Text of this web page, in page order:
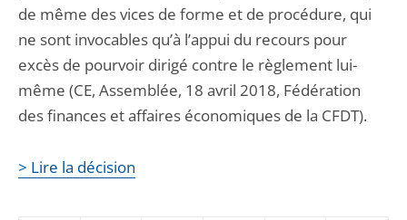
de même des vices de forme et de procédure, qui
ne sont invocables qu’à l’appui du recours pour
excès de pourvoir dirigé contre le règlement lui-
même (CE, Assemblée, 18 avril 2018, Fédération
des finances et affaires économiques de la CFDT).
> Lire la décision